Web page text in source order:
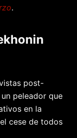
.
post-
peleador que
en la
cese de todos